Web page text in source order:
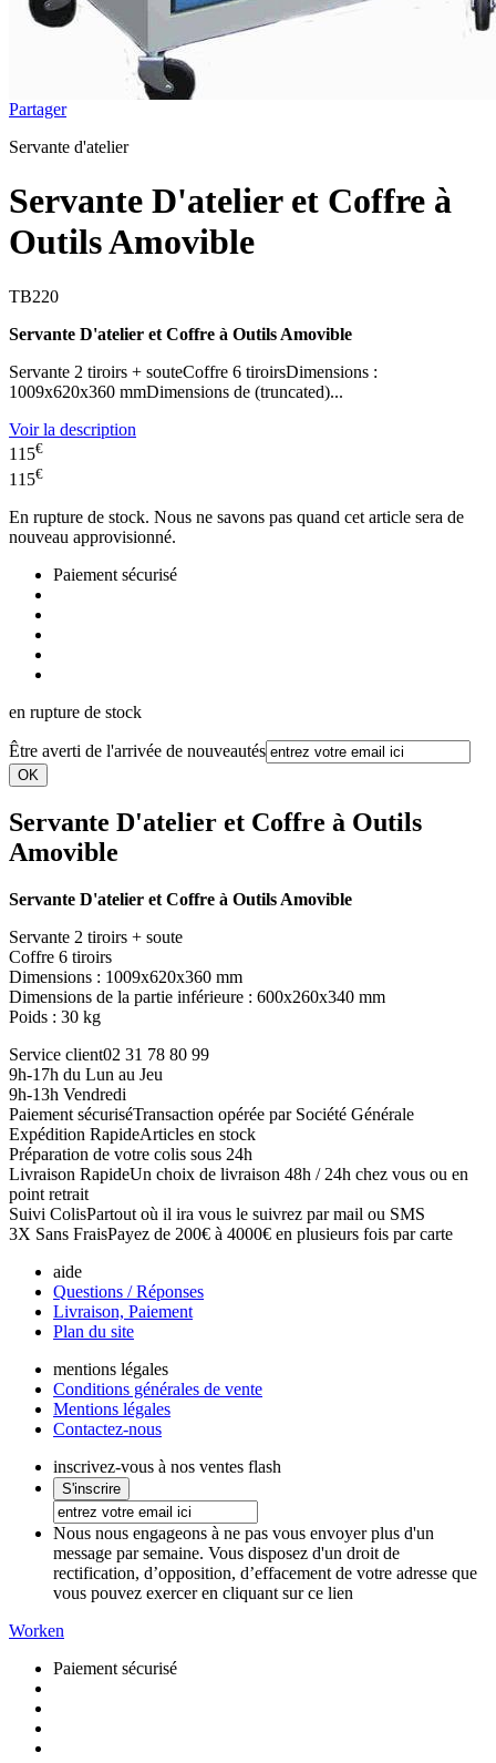
Partager
Servante d'atelier
Servante D'atelier et Coffre à
Outils Amovible
TB220
Servante D'atelier et Coffre à Outils Amovible
Servante 2 tiroirs + souteCoffre 6 tiroirsDimensions :
1009x620x360 mmDimensions de (truncated)...
Voir la description
115€
115€
En rupture de stock. Nous ne savons pas quand cet article sera de
nouveau approvisionné.
Paiement sécurisé
en rupture de stock
Être averti de l'arrivée de nouveautés
Servante D'atelier et Coffre à Outils
Amovible
Servante D'atelier et Coffre à Outils Amovible
Servante 2 tiroirs + soute
Coffre 6 tiroirs
Dimensions : 1009x620x360 mm
Dimensions de la partie inférieure : 600x260x340 mm
Poids : 30 kg
Service client02 31 78 80 99
9h-17h du Lun au Jeu
9h-13h Vendredi
Paiement sécuriséTransaction opérée par Société Générale
Expédition RapideArticles en stock
Préparation de votre colis sous 24h
Livraison RapideUn choix de livraison 48h / 24h chez vous ou en
point retrait
Suivi ColisPartout où il ira vous le suivrez par mail ou SMS
3X Sans FraisPayez de 200€ à 4000€ en plusieurs fois par carte
aide
Questions / Réponses
Livraison, Paiement
Plan du site
mentions légales
Conditions générales de vente
Mentions légales
Contactez-nous
inscrivez-vous à nos ventes flash
Nous nous engageons à ne pas vous envoyer plus d'un
message par semaine. Vous disposez d'un droit de
rectification, d’opposition, d’effacement de votre adresse que
vous pouvez exercer en cliquant sur ce lien
Worken
Paiement sécurisé